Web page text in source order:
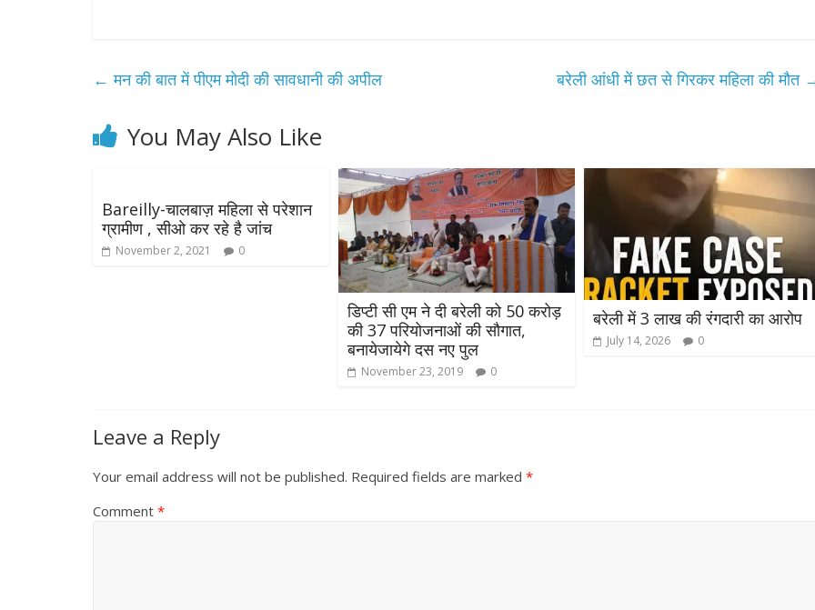
← मन की बात में पीएम मोदी की सावधानी की अपील बरेली आंधी में छत से गिरकर महिला की मौत
You May Also Like
Bareilly-चालबाज़ महिला से परेशान
ग्रामीण , सीओ कर रहे है जांच
November 2, 2021 0
डिप्टी सी एम ने दी बरेली को 50 करोड़
की 37 परियोजनाओं की सौगात,
बनायेजायेगे दस नए पुल
November 23, 2019 0
बरेली में 3 लाख की रंगदारी का आरोप
July 14, 2026 0
Leave a Reply
Your email address will not be published. Required fields are marked *
Comment *